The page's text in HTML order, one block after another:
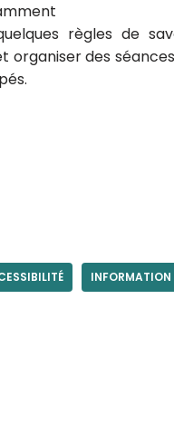
règles de
organiser des
INFORMATION